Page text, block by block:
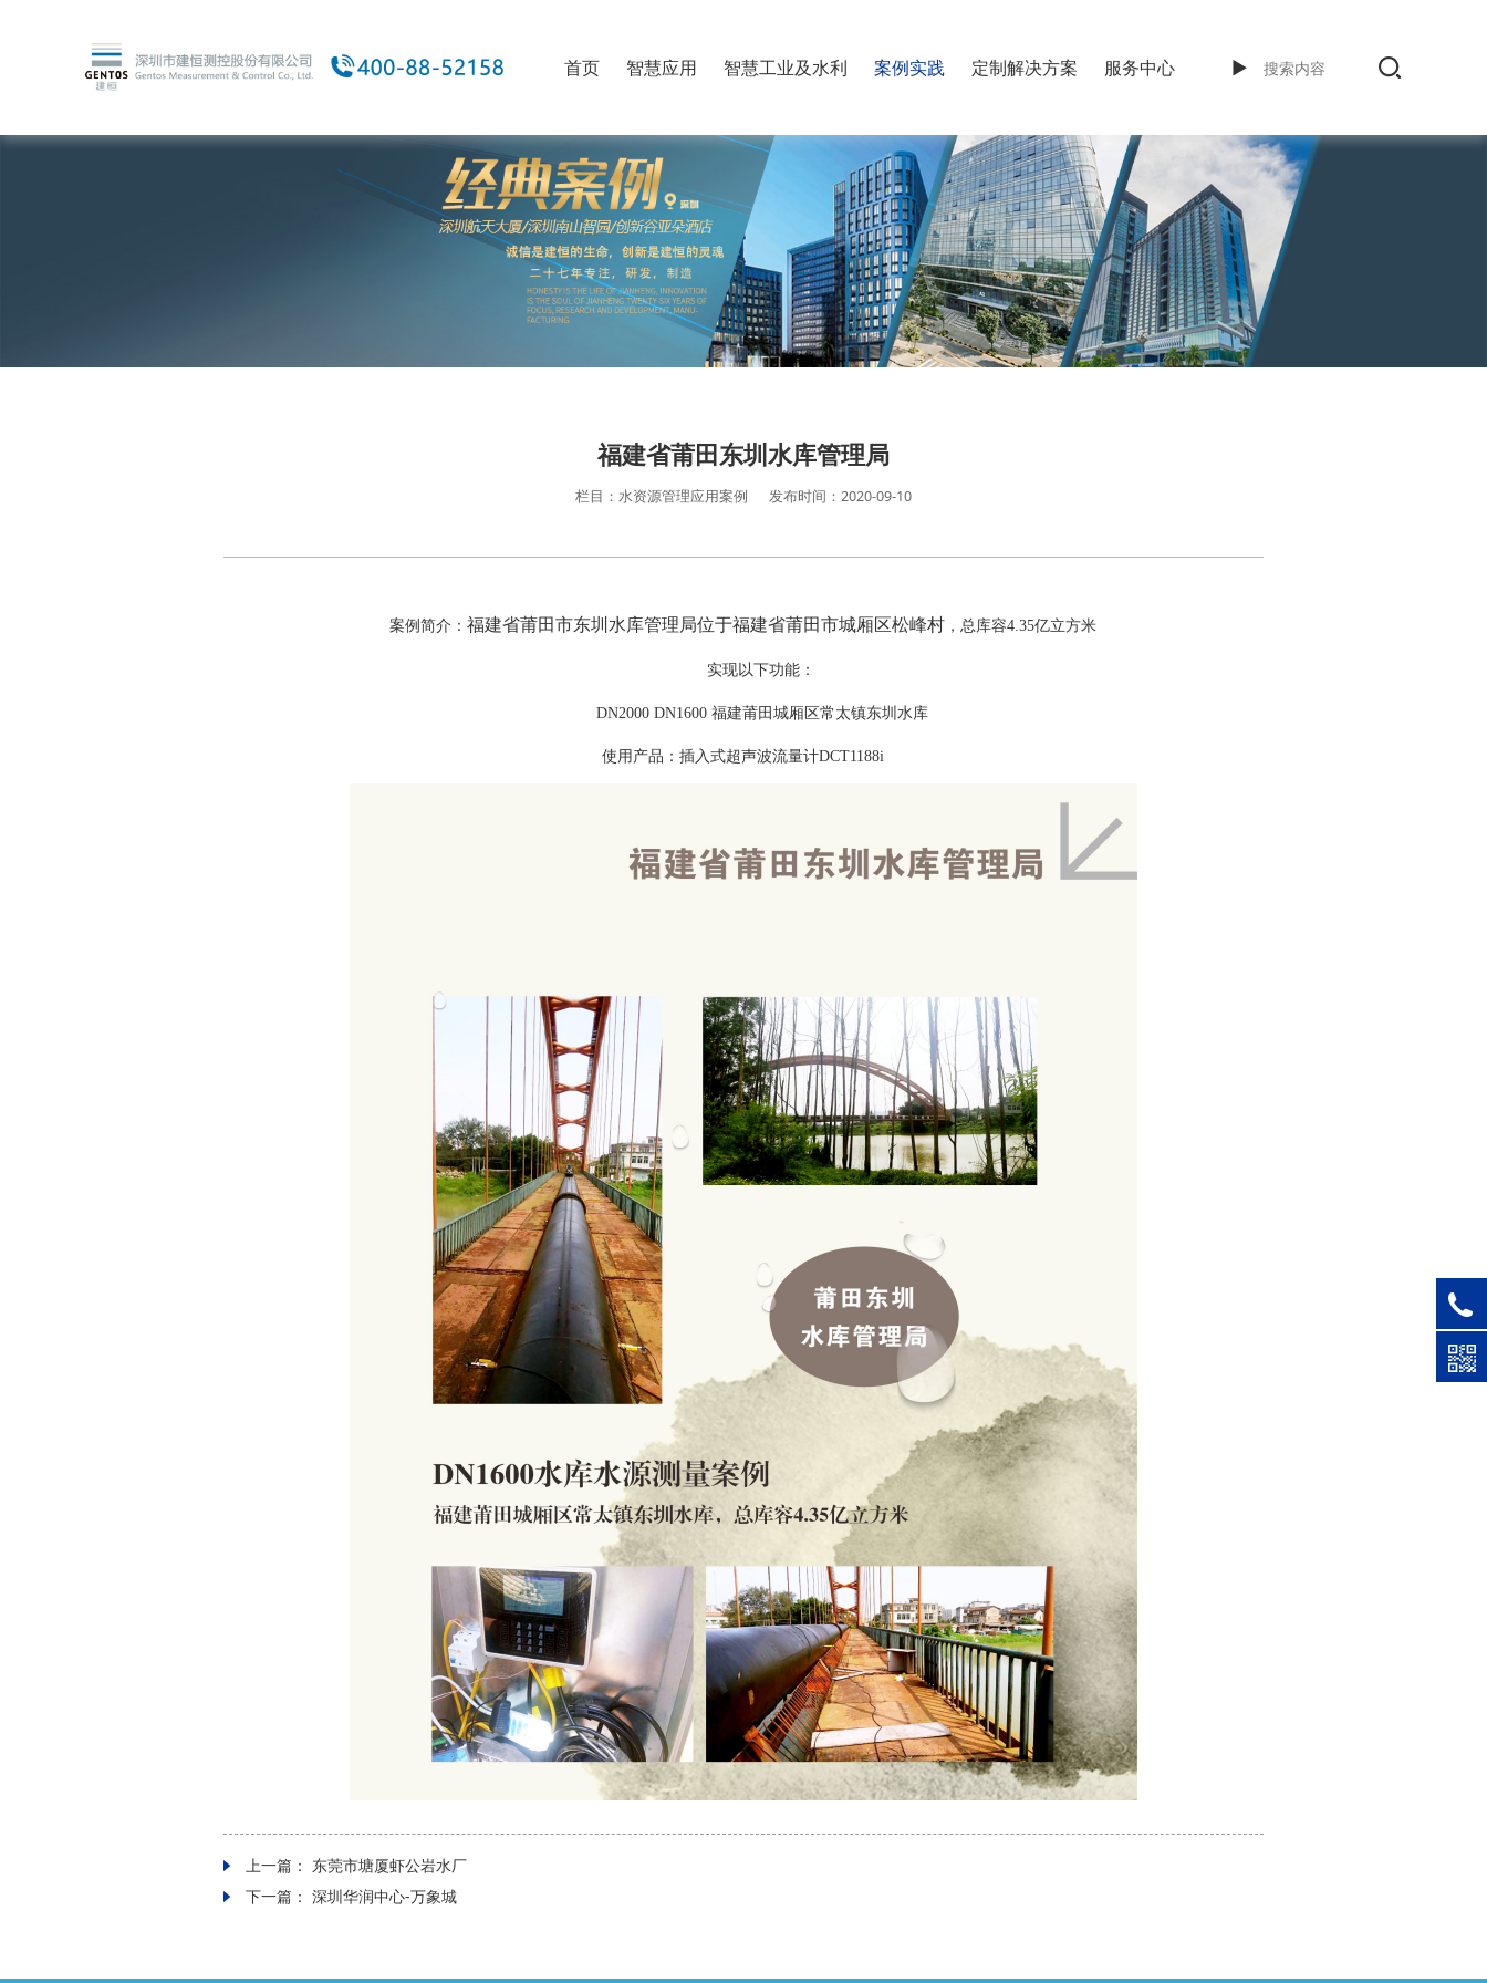
首页 智慧应用 智慧工业及水利 案例实践 定制解决方案 服务中心 ►
福建省莆田东圳水库管理局
栏目：水资源管理应用案例 发布时间：2020-09-10
案例简介：福建省莆田市东圳水库管理局位于福建省莆田市城厢区松峰村 ，总库容4.35亿立方米
实现以下功能：
DN2000 DN1600 福建莆田城厢区常太镇东圳水库
使用产品：插入式超声波流量计DCT1188i
上一篇： 东莞市塘厦虾公岩水厂
下一篇： 深圳华润中心-万象城